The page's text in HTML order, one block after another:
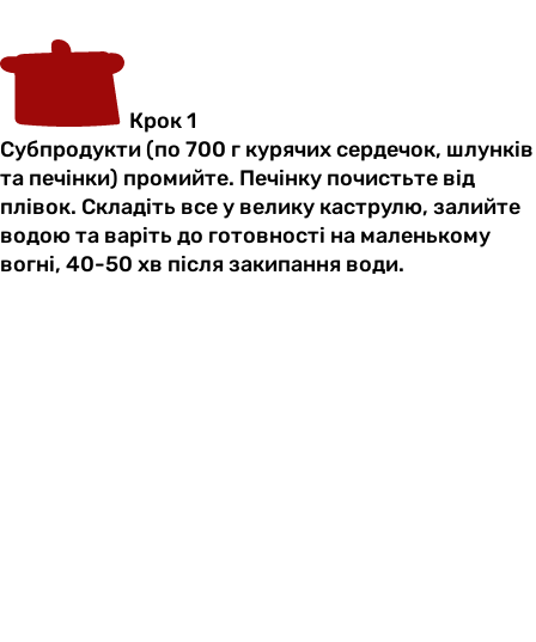
Крок 1
Субпродукти (по 700 г курячих сердечок, шлунків
та печінки) промийте. Печінку почистьте від
плівок. Складіть все у велику каструлю, залийте
водою та варіть до готовності на маленькому
вогні, 40-50 хв після закипання води.